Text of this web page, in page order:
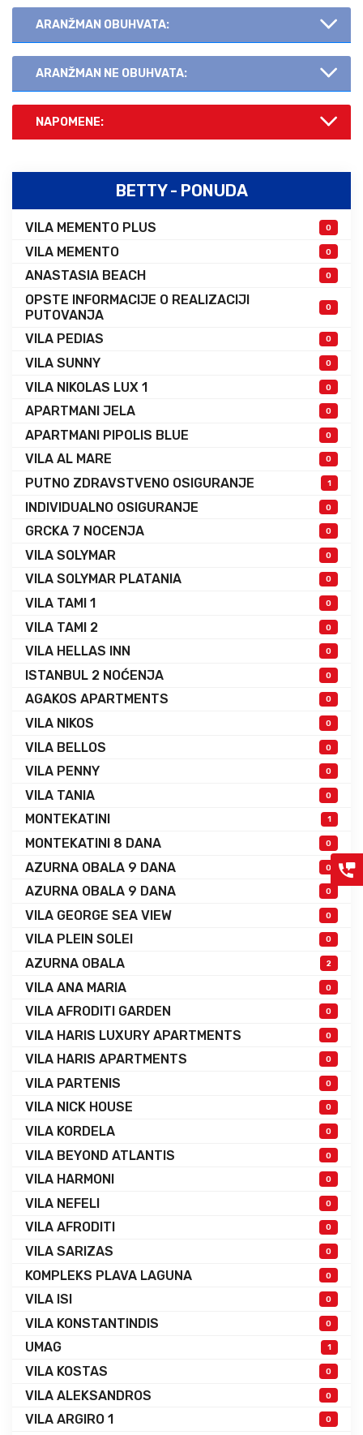
ARANŽMAN OBUHVATA:
ARANŽMAN NE OBUHVATA:
NAPOMENE:
BETTY - PONUDA
VILA MEMENTO PLUS 0
VILA MEMENTO 0
ANASTASIA BEACH 0
OPSTE INFORMACIJE O REALIZACIJI
PUTOVANJA
0
VILA PEDIAS 0
VILA SUNNY 0
VILA NIKOLAS LUX 1 0
APARTMANI JELA 0
APARTMANI PIPOLIS BLUE 0
VILA AL MARE 0
PUTNO ZDRAVSTVENO OSIGURANJE 1
INDIVIDUALNO OSIGURANJE 0
GRCKA 7 NOCENJA 0
VILA SOLYMAR 0
VILA SOLYMAR PLATANIA 0
VILA TAMI 1 0
VILA TAMI 2 0
VILA HELLAS INN 0
ISTANBUL 2 NOĆENJA 0
AGAKOS APARTMENTS 0
VILA NIKOS 0
VILA BELLOS 0
VILA PENNY 0
VILA TANIA 0
MONTEKATINI 1
MONTEKATINI 8 DANA 0
AZURNA OBALA 9 DANA 0
AZURNA OBALA 9 DANA 0
VILA GEORGE SEA VIEW 0
VILA PLEIN SOLEI 0
AZURNA OBALA 2
VILA ANA MARIA 0
VILA AFRODITI GARDEN 0
VILA HARIS LUXURY APARTMENTS 0
VILA HARIS APARTMENTS 0
VILA PARTENIS 0
VILA NICK HOUSE 0
VILA KORDELA 0
VILA BEYOND ATLANTIS 0
VILA HARMONI 0
VILA NEFELI 0
VILA AFRODITI 0
VILA SARIZAS 0
KOMPLEKS PLAVA LAGUNA 0
VILA ISI 0
VILA KONSTANTINDIS 0
UMAG 1
VILA KOSTAS 0
VILA ALEKSANDROS 0
VILA ARGIRO 1 0